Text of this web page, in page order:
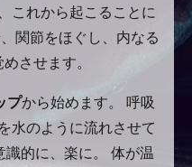
これから起こることに
関節をほぐし、内なる
させます。
プから始めます。 呼吸
水のように流れさせて
的に、楽に。 体が温